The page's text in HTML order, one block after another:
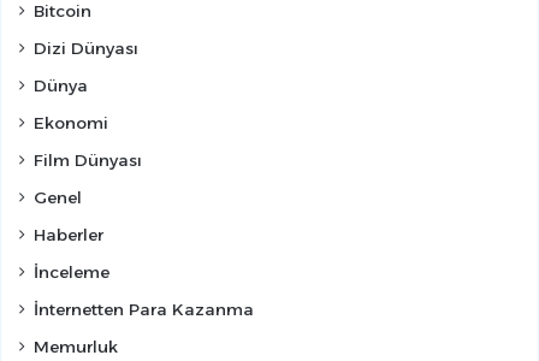
Bitcoin
Dizi Dünyası
Dünya
Ekonomi
Film Dünyası
Genel
Haberler
İnceleme
İnternetten Para Kazanma
Memurluk